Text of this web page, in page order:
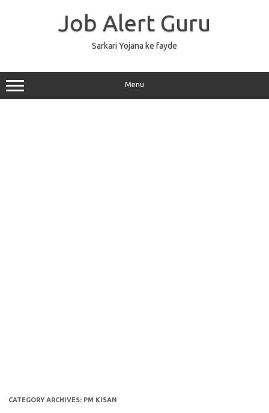
Job Alert Guru
Sarkari Yojana ke fayde
Menu
CATEGORY ARCHIVES: PM KISAN